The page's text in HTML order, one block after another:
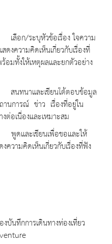
หัวข้อเรื่อง ใจความ
งความคิดเห็นเกี่ยวกับเรื่องที่
มทั้งให้เหตุผลและยกตัวอย่าง
ะเขียนโต้ตอบข้อมูล
านการณ์ ข่าว เรื่องที่อยู่ใน
ต่อเนื่องและเหมาะสม
เพื่อขอและให้
วามคิดเห็นเกี่ยวกับเรื่องที่ฟัง
นทึกการเดินทางท่องเที่ยว